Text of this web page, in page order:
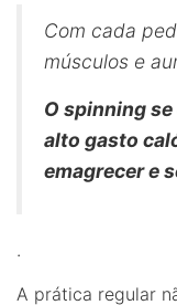
Com cada
músculos e
O spinning
alto gasto
emagrecer e
.
A prática regular